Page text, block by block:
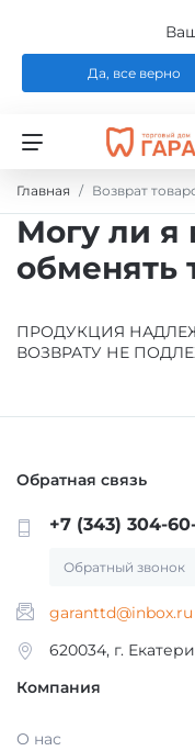
Да, все верно
Назад
СТОМАТОЛОГИЯ
Назад
РАСХОДНЫЕ
/ ТИТАН
ПРОВОЛОКА,
ПОЛИРОВКА,
ИНСТРУМЕНТ
ХИРУРГИЯ
ИНСТРУМЕНТ
ОБОРУДОВАНИЕ
Назад
Назад
РАСХОДНЫЕ
СИЛИКОНЫ
ПОЛИРОВАНИЯ
МОДЕЛЕЙ
ПЛАСТМАССЫ
КЕРАМИЧЕСКИЕ
ИНСТРУМЕНТЫ
ЗУБЫ
Главная Возврат
Могу ли я
обменять
ПРОДУКЦИЯ
ВОЗВРАТУ НЕ
Обратная связь
+7 (343) 304-
Обратный звонок
garanttd@inbox.ru
620034, г.
Компания
О нас